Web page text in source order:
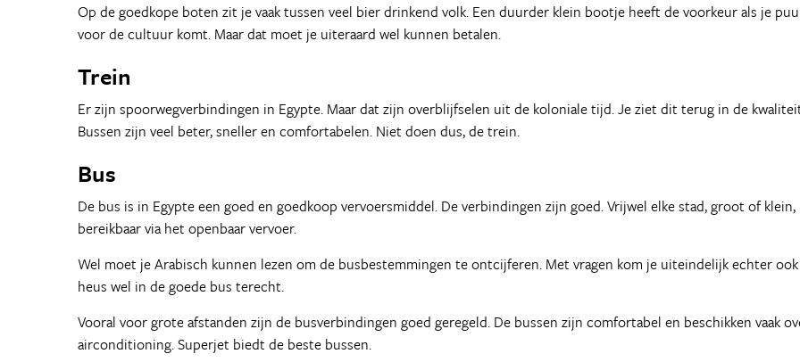
Op de goedkope boten zit je vaak tussen veel bier drinkend volk. Een duurder klein bootje heeft de voorkeur als je
voor de cultuur komt. Maar dat moet je uiteraard wel kunnen betalen.
Trein
Er zijn spoorwegverbindingen in Egypte. Maar dat zijn overblijfselen uit de koloniale tijd. Je ziet dit terug in de
Bussen zijn veel beter, sneller en comfortabelen. Niet doen dus, de trein.
Bus
De bus is in Egypte een goed en goedkoop vervoersmiddel. De verbindingen zijn goed. Vrijwel elke stad, groot of klein,
bereikbaar via het openbaar vervoer.
Wel moet je Arabisch kunnen lezen om de busbestemmingen te ontcijferen. Met vragen kom je uiteindelijk echter ook
heus wel in de goede bus terecht.
Vooral voor grote afstanden zijn de busverbindingen goed geregeld. De bussen zijn comfortabel en beschikken vaak
airconditioning. Superjet biedt de beste bussen.